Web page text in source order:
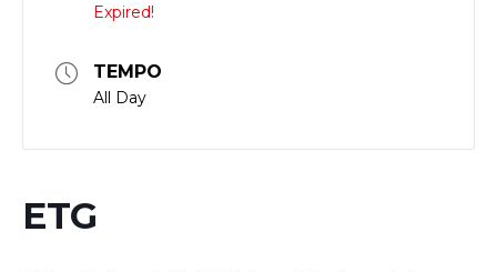
Expired!
TEMPO
All Day
ETG